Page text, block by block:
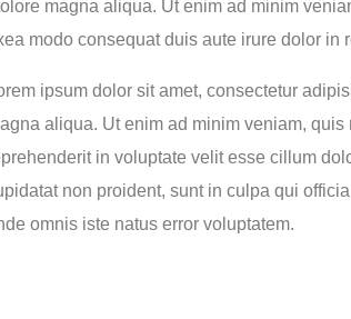
magna aliqua. Ut enim ad minim
modo consequat duis aute irure dolor in
ipsum dolor sit amet, consectetur
aliqua. Ut enim ad minim veniam,
in voluptate velit esse cillum
non proident, sunt in culpa qui
omnis iste natus error voluptatem.